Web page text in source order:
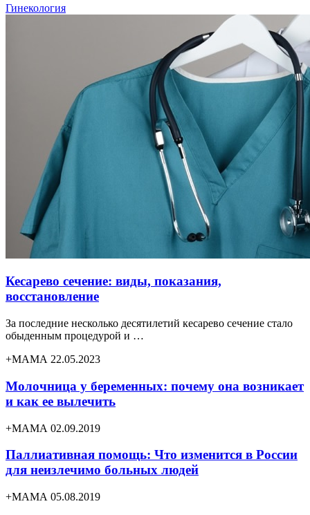
Гинекология
Кесарево сечение: виды, показания,
восстановление
За последние несколько десятилетий кесарево сечение стало
обыденным процедурой и …
+МАМА 22.05.2023
Молочница у беременных: почему она возникает
и как ее вылечить
+МАМА 02.09.2019
Паллиативная помощь: Что изменится в России
для неизлечимо больных людей
+МАМА 05.08.2019